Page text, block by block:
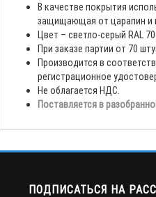
В качестве покрытия
защищающая от царапин и
Цвет – светло-серый RAL
При заказе партии от 70
Производится в
регистрационное
Не облагается НДС.
Поставляется в
ПОДПИСАТЬСЯ НА